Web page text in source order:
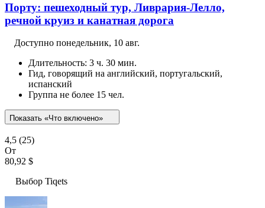
Порту: пешеходный тур, Ливрария-Лелло,
речной круиз и канатная дорога
Доступно понедельник, 10 авг.
Длительность: 3 ч. 30 мин.
Гид, говорящий на английский, португальский,
испанский
Группа не более 15 чел.
Показать «Что включено»
4,5 (25)
От
80,92 $
Выбор Tiqets